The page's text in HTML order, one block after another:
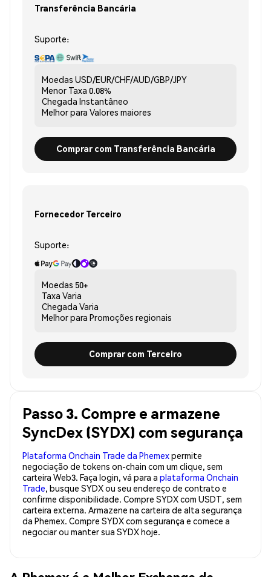
Transferência Bancária
Suporte:
Moedas USD/EUR/CHF/AUD/GBP/JPY
Menor Taxa 0.08%
Chegada Instantâneo
Melhor para Valores maiores
Comprar com Transferência Bancária
Fornecedor Terceiro
Suporte:
Moedas 50+
Taxa Varia
Chegada Varia
Melhor para Promoções regionais
Comprar com Terceiro
Passo 3. Compre e armazene
SyncDex (SYDX) com segurança
Plataforma Onchain Trade da Phemexpermite
negociação de tokens on-chain com um clique, sem
carteira Web3. Faça login, vá para a plataforma Onchain
Trade, busque SYDX ou seu endereço de contrato e
confirme disponibilidade. Compre SYDX com USDT, sem
carteira externa. Armazene na carteira de alta segurança
da Phemex. Compre SYDX com segurança e comece a
negociar ou manter sua SYDX hoje.